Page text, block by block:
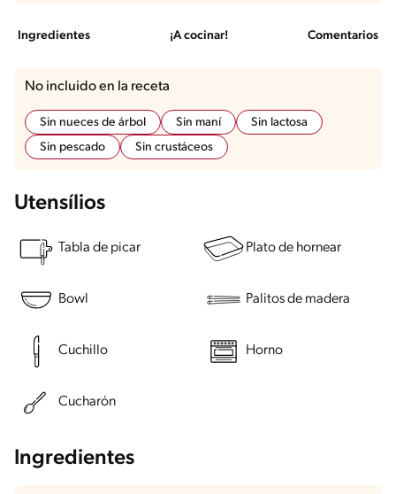
Ingredientes ¡A cocinar! Comentarios
No incluido en la receta
Sin nueces de árbol Sin maní
Sin lactosa
Sin pescado
Sin crustáceos
Utensílios
Tabla de picar Plato de hornear
Bowl Palitos de madera
Cuchillo Horno
Cucharón
Ingredientes